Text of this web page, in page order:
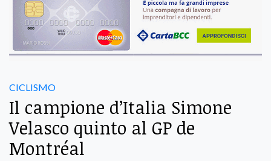
CICLISMO
Il campione d’Italia Simone
Velasco quinto al GP de
Montréal